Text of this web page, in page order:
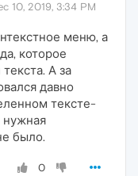
10, 2019, 3:34 PM
меню, а
которое
А за
давно
тексте-
нужная
было.
0